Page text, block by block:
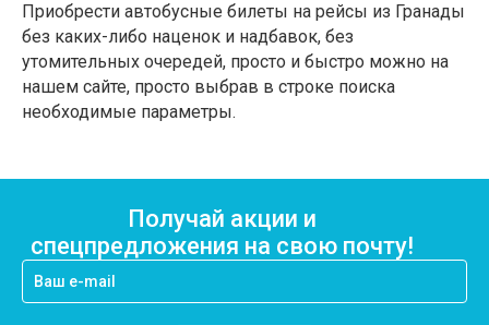
Приобрести автобусные билеты на рейсы из Гранады
без каких-либо наценок и надбавок, без
утомительных очередей, просто и быстро можно на
нашем сайте, просто выбрав в строке поиска
необходимые параметры.
Получай акции и
спецпредложения на свою почту!